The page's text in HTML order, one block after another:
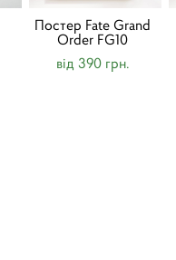
Постер Fate Grand
Order FG10
від 390 грн.